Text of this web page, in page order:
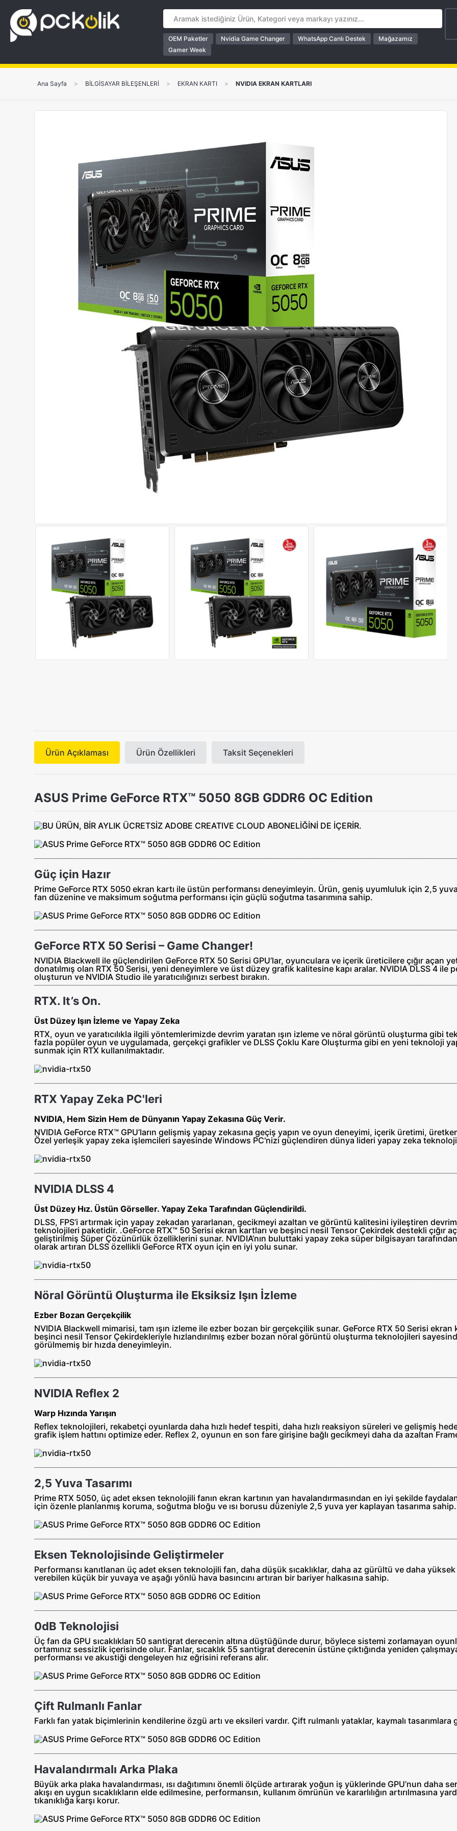
OEM Paketler Nvidia Game Changer WhatsApp Canlı Destek
Mağazamız
Gamer Week
Ana Sayfa > BİLGİSAYAR BİLEŞENLERİ > EKRAN KARTI > NVIDIA EKRAN KARTLARI
Ürün Açıklaması Ürün Özellikleri Taksit Seçenekleri
ASUS Prime GeForce RTX™ 5050 8GB GDDR6 OC Edition
Güç için Hazır
Prime GeForce RTX 5050 ekran kartı ile üstün performansı deneyimleyin. Ürün, geniş uyumluluk için 2,5
fan düzenine ve maksimum soğutma performansı için güçlü soğutma tasarımına sahip.
GeForce RTX 50 Serisi – Game Changer!
NVIDIA Blackwell ile güçlendirilen GeForce RTX 50 Serisi GPU’lar, oyunculara ve içerik üreticilere çığır açan
donatılmış olan RTX 50 Serisi, yeni deneyimlere ve üst düzey grafik kalitesine kapı aralar. NVIDIA DLSS 4 ile
oluşturun ve NVIDIA Studio ile yaratıcılığınızı serbest bırakın.
RTX. It’s On.
Üst Düzey Işın İzleme ve Yapay Zeka
RTX, oyun ve yaratıcılıkla ilgili yöntemlerimizde devrim yaratan ışın izleme ve nöral görüntü oluşturma gibi
fazla popüler oyun ve uygulamada, gerçekçi grafikler ve DLSS Çoklu Kare Oluşturma gibi en yeni teknoloji
sunmak için RTX kullanılmaktadır.
RTX Yapay Zeka PC'leri
NVIDIA, Hem Sizin Hem de Dünyanın Yapay Zekasına Güç Verir.
NVIDIA GeForce RTX™ GPU’ların gelişmiş yapay zekasına geçiş yapın ve oyun deneyimi, içerik üretimi,
Özel yerleşik yapay zeka işlemcileri sayesinde Windows PC'nizi güçlendiren dünya lideri yapay zeka
NVIDIA DLSS 4
Üst Düzey Hız. Üstün Görseller. Yapay Zeka Tarafından Güçlendirildi.
DLSS, FPS’i artırmak için yapay zekadan yararlanan, gecikmeyi azaltan ve görüntü kalitesini iyileştiren
teknolojileri paketidir.‌ .‌GeForce RTX™ 50 Serisi ekran kartları ve beşinci nesil Tensor Çekirdek destekli çığır
geliştirilmiş Süper Çözünürlük özelliklerini sunar. NVIDIA’nın buluttaki yapay zeka süper bilgisayarı
olarak artıran DLSS özellikli GeForce RTX oyun için en iyi yolu sunar.
Nöral Görüntü Oluşturma ile Eksiksiz Işın İzleme
Ezber Bozan Gerçekçilik
NVIDIA Blackwell mimarisi, tam ışın izleme ile ezber bozan bir gerçekçilik sunar. GeForce RTX 50 Serisi
beşinci nesil Tensor Çekirdekleriyle hızlandırılmış ezber bozan nöral görüntü oluşturma teknolojileri
görülmemiş bir hızda deneyimleyin.
NVIDIA Reflex 2
Warp Hızında Yarışın
Reflex teknolojileri, rekabetçi oyunlarda daha hızlı hedef tespiti, daha hızlı reaksiyon süreleri ve gelişmiş
grafik işlem hattını optimize eder. Reflex 2, oyunun en son fare girişine bağlı gecikmeyi daha da azaltan
2,5 Yuva Tasarımı
Prime RTX 5050, üç adet eksen teknolojili fanın ekran kartının yan havalandırmasından en iyi şekilde
için özenle planlanmış koruma, soğutma bloğu ve ısı borusu düzeniyle 2,5 yuva yer kaplayan tasarıma sahip.
Eksen Teknolojisinde Geliştirmeler
Performansı kanıtlanan üç adet eksen teknolojili fan, daha düşük sıcaklıklar, daha az gürültü ve daha
verebilen küçük bir yuvaya ve aşağı yönlü hava basıncını artıran bir bariyer halkasına sahip.
0dB Teknolojisi
Üç fan da GPU sıcaklıkları 50 santigrat derecenin altına düştüğünde durur, böylece sistemi zorlamayan
ortamınız sessizlik içerisinde olur. Fanlar, sıcaklık 55 santigrat derecenin üstüne çıktığında yeniden
performansı ve akustiği dengeleyen hız eğrisini referans alır.
Çift Rulmanlı Fanlar
Farklı fan yatak biçimlerinin kendilerine özgü artı ve eksileri vardır. Çift rulmanlı yataklar, kaymalı
Havalandırmalı Arka Plaka
Büyük arka plaka havalandırması, ısı dağıtımını önemli ölçüde artırarak yoğun iş yüklerinde GPU’nun daha
akışı en uygun sıcaklıkların elde edilmesine, performansın, kullanım ömrünün ve kararlılığın artırılmasına
tıkanıklığa karşı korur.